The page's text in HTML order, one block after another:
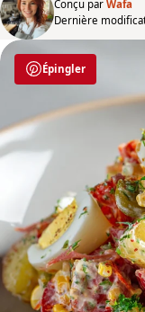
Conçu par Wafa
Dernière
Épingler